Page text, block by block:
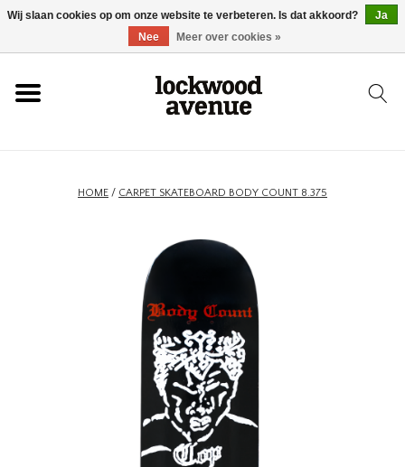
HOME
HOME / CARPET SKATEBOARD BODY COUNT 8.375
Wij slaan cookies op om onze website te verbeteren. Is dat akkoord?
Ja
Nee
Meer over cookies »